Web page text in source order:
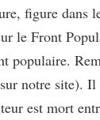
figure dans
le Front
populaire.
notre site).
est mort